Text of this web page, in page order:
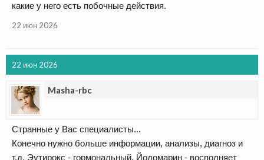
какие у него есть побочные действия.
22 июн 2026
22 июн 2026
Masha-rbc
Странные у Вас специалисты...
Конечно нужно больше информации, анализы, диагноз и
т.д. Эутирокс - гормональный, Йодомарин - восполняет